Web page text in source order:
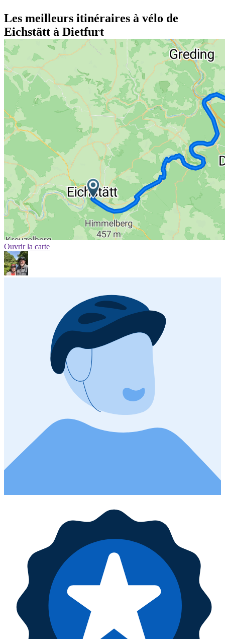
Les meilleurs itinéraires à vélo de
Eichstätt à Dietfurt
Ouvrir la carte